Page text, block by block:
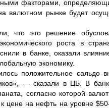
факторами,
валютном рынке будет
что это решение
роста в
в банке, оказали
экономику.
положительное сальдо
— сказали в ЦБ. В
согласно которой
цене на нефть на уровне